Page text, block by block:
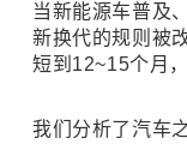
当新能源车普及
新换代的规则被
短到12~15个月
我们分析了汽车